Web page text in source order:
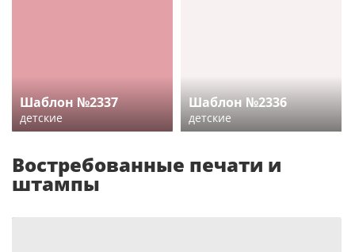
Шаблон №2337
детские
Шаблон №2336
детские
Востребованные печати и
штампы